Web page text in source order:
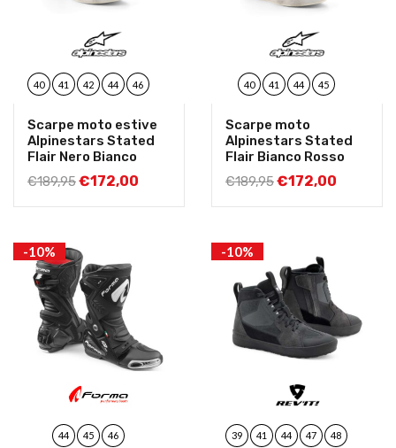
40 41 42 44 46
Scarpe moto estive
Alpinestars Stated
Flair Nero Bianco
€189,95€172,00
40 41 44 45
Scarpe moto
Alpinestars Stated
Flair Bianco Rosso
€189,95€172,00
-10%
44 45 46
-10%
39 41 44 47 48